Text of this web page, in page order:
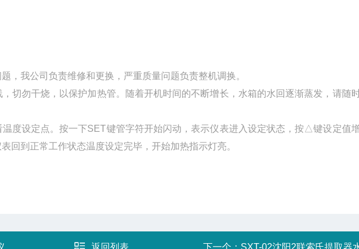
，我公司负责维修和更换，严重质量问题负责整机调换。
勿干烧，以保护加热管。随着开机时间的不断增长，水箱的水回逐渐蒸发，请随
设定点。按一下SET键管字符开始闪动，表示仪表进入设定状态，按△键设定值
到正常工作状态温度设定完毕，开始加热指示灯亮。
返回列表 下一个： SXT-02沈阳2联索氏提取器